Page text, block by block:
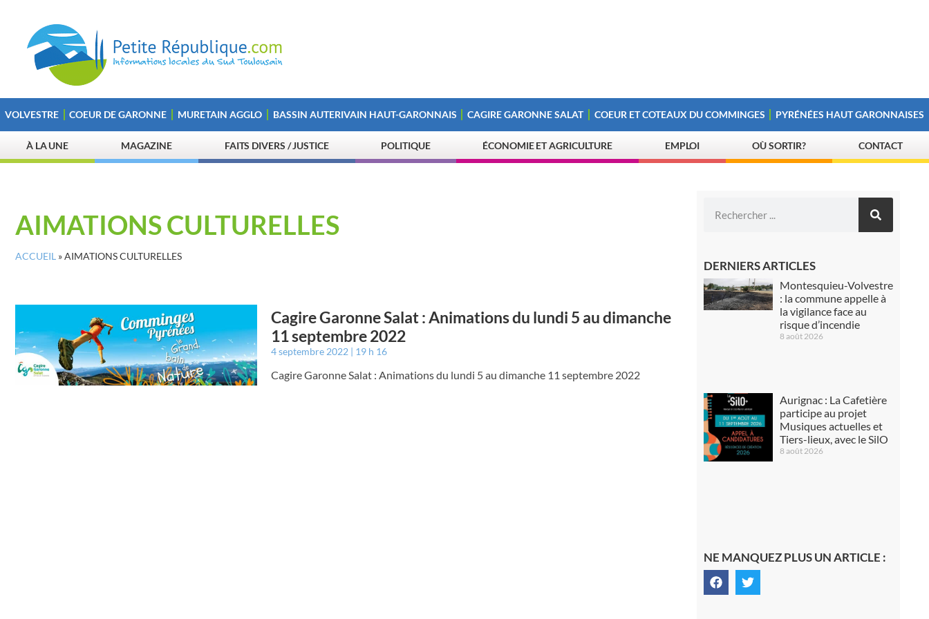
VOLVESTRE COEUR DE GARONNE MURETAIN AGGLO BASSIN AUTERIVAIN HAUT-GARONNAIS CAGIRE GARONNE SALAT COEUR ET COTEAUX DU COMMINGES PYRÉNÉES HAUT GARONNAISES
À LA UNE MAGAZINE FAITS DIVERS / JUSTICE POLITIQUE ÉCONOMIE ET AGRICULTURE EMPLOI OÙ SORTIR? CONTACT
AIMATIONS CULTURELLES
ACCUEIL »AIMATIONS CULTURELLES
Cagire Garonne Salat : Animations du lundi 5 au dimanche
11 septembre 2022
4 septembre 2022 19 h 16
Cagire Garonne Salat : Animations du lundi 5 au dimanche 11 septembre 2022
DERNIERS ARTICLES
Montesquieu-Volvestre
: la commune appelle à
la vigilance face au
risque d’incendie
8 août 2026
Aurignac : La Cafetière
participe au projet
Musiques actuelles et
Tiers-lieux, avec le SilO
8 août 2026
NE MANQUEZ PLUS UN ARTICLE :